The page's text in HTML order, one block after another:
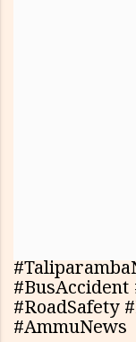
#RoadSafety
#AmmuNews